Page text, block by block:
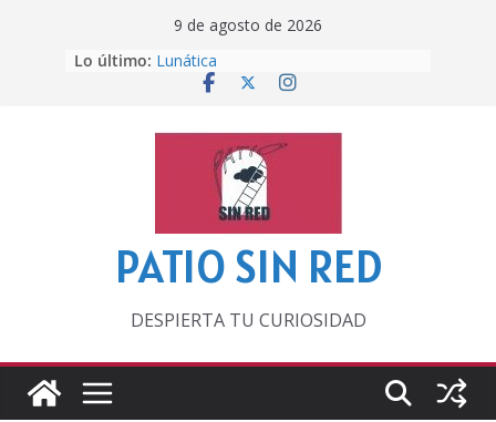
9 de agosto de 2026
Lo último: Lunática
Pero, hasta entonces…
‘La broma infinita’ de recomendar
lecturas veraniegas
Otra del Mundial
PATIO SIN RED
DESPIERTA TU CURIOSIDAD